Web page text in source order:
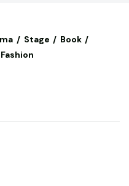
Stage
Book
Fashion